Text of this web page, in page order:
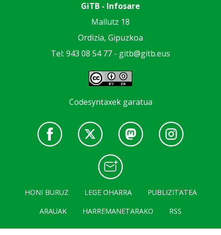
GiTB - Infosare
Mallutz 18
Ordizia, Gipuzkoa
Tel: 943 08 54 77 - gitb@gitb.eus
Codesyntaxek garatua
HONI BURUZ LEGE OHARRA
PUBLIZITATEA
ARAUAK
HARREMANETARAKO RSS